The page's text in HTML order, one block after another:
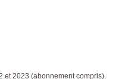
et 2023 (abonnement compris).